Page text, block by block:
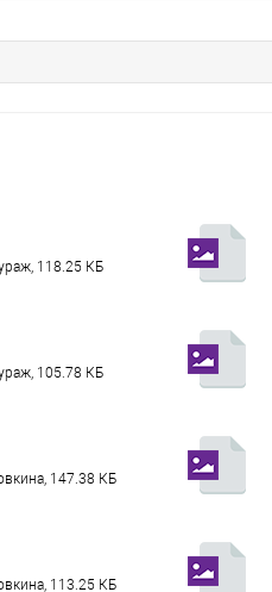
118.25 КБ
105.78 КБ
147.38 КБ
113.25 КБ